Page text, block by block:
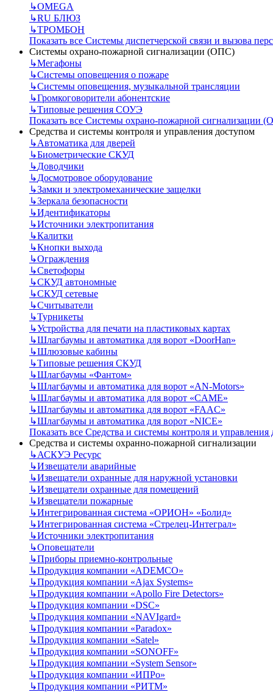
↳OMEGA
↳RU БЛЮЗ
↳ТРОМБОН
Показать все Системы диспетчерской связи и вызова
Системы охрано-пожарной сигнализации (ОПС)
↳Мегафоны
↳Системы оповещения о пожаре
↳Системы оповещения, музыкальной трансляции
↳Громкоговорители абонентские
↳Типовые решения СОУЭ
Показать все Системы охрано-пожарной сигнализации
Средства и системы контроля и управления доступом
↳Автоматика для дверей
↳Биометрические СКУД
↳Доводчики
↳Досмотровое оборудование
↳Замки и электромеханические защелки
↳Зеркала безопасности
↳Идентификаторы
↳Источники электропитания
↳Калитки
↳Кнопки выхода
↳Ограждения
↳Светофоры
↳СКУД автономные
↳СКУД сетевые
↳Считыватели
↳Турникеты
↳Устройства для печати на пластиковых картах
↳Шлагбаумы и автоматика для ворот «DoorHan»
↳Шлюзовые кабины
↳Типовые решения СКУД
↳Шлагбаумы «Фантом»
↳Шлагбаумы и автоматика для ворот «AN-Motors»
↳Шлагбаумы и автоматика для ворот «CAME»
↳Шлагбаумы и автоматика для ворот «FAAC»
↳Шлагбаумы и автоматика для ворот «NICE»
Показать все Средства и системы контроля и управления
Средства и системы охранно-пожарной сигнализации
↳АСКУЭ Ресурс
↳Извещатели аварийные
↳Извещатели охранные для наружной установки
↳Извещатели охранные для помещений
↳Извещатели пожарные
↳Интегрированная система «ОРИОН» «Болид»
↳Интегрированная система «Стрелец-Интеграл»
↳Источники электропитания
↳Оповещатели
↳Приборы приемно-контрольные
↳Продукция компании «ADEMCO»
↳Продукция компании «Ajax Systems»
↳Продукция компании «Apollo Fire Detectors»
↳Продукция компании «DSC»
↳Продукция компании «NAVIgard»
↳Продукция компании «Paradox»
↳Продукция компании «Satel»
↳Продукция компании «SONOFF»
↳Продукция компании «System Sensor»
↳Продукция компании «ИПРо»
↳Продукция компании «РИТМ»